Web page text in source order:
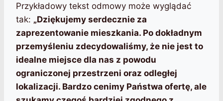
Przykładowy tekst odmowy może wyglądać
tak: „Dziękujemy serdecznie za
zaprezentowanie mieszkania. Po dokładnym
przemyśleniu zdecydowaliśmy, że nie jest to
idealne miejsce dla nas z powodu
ograniczonej przestrzeni oraz odległej
lokalizacji. Bardzo cenimy Państwa ofertę, ale